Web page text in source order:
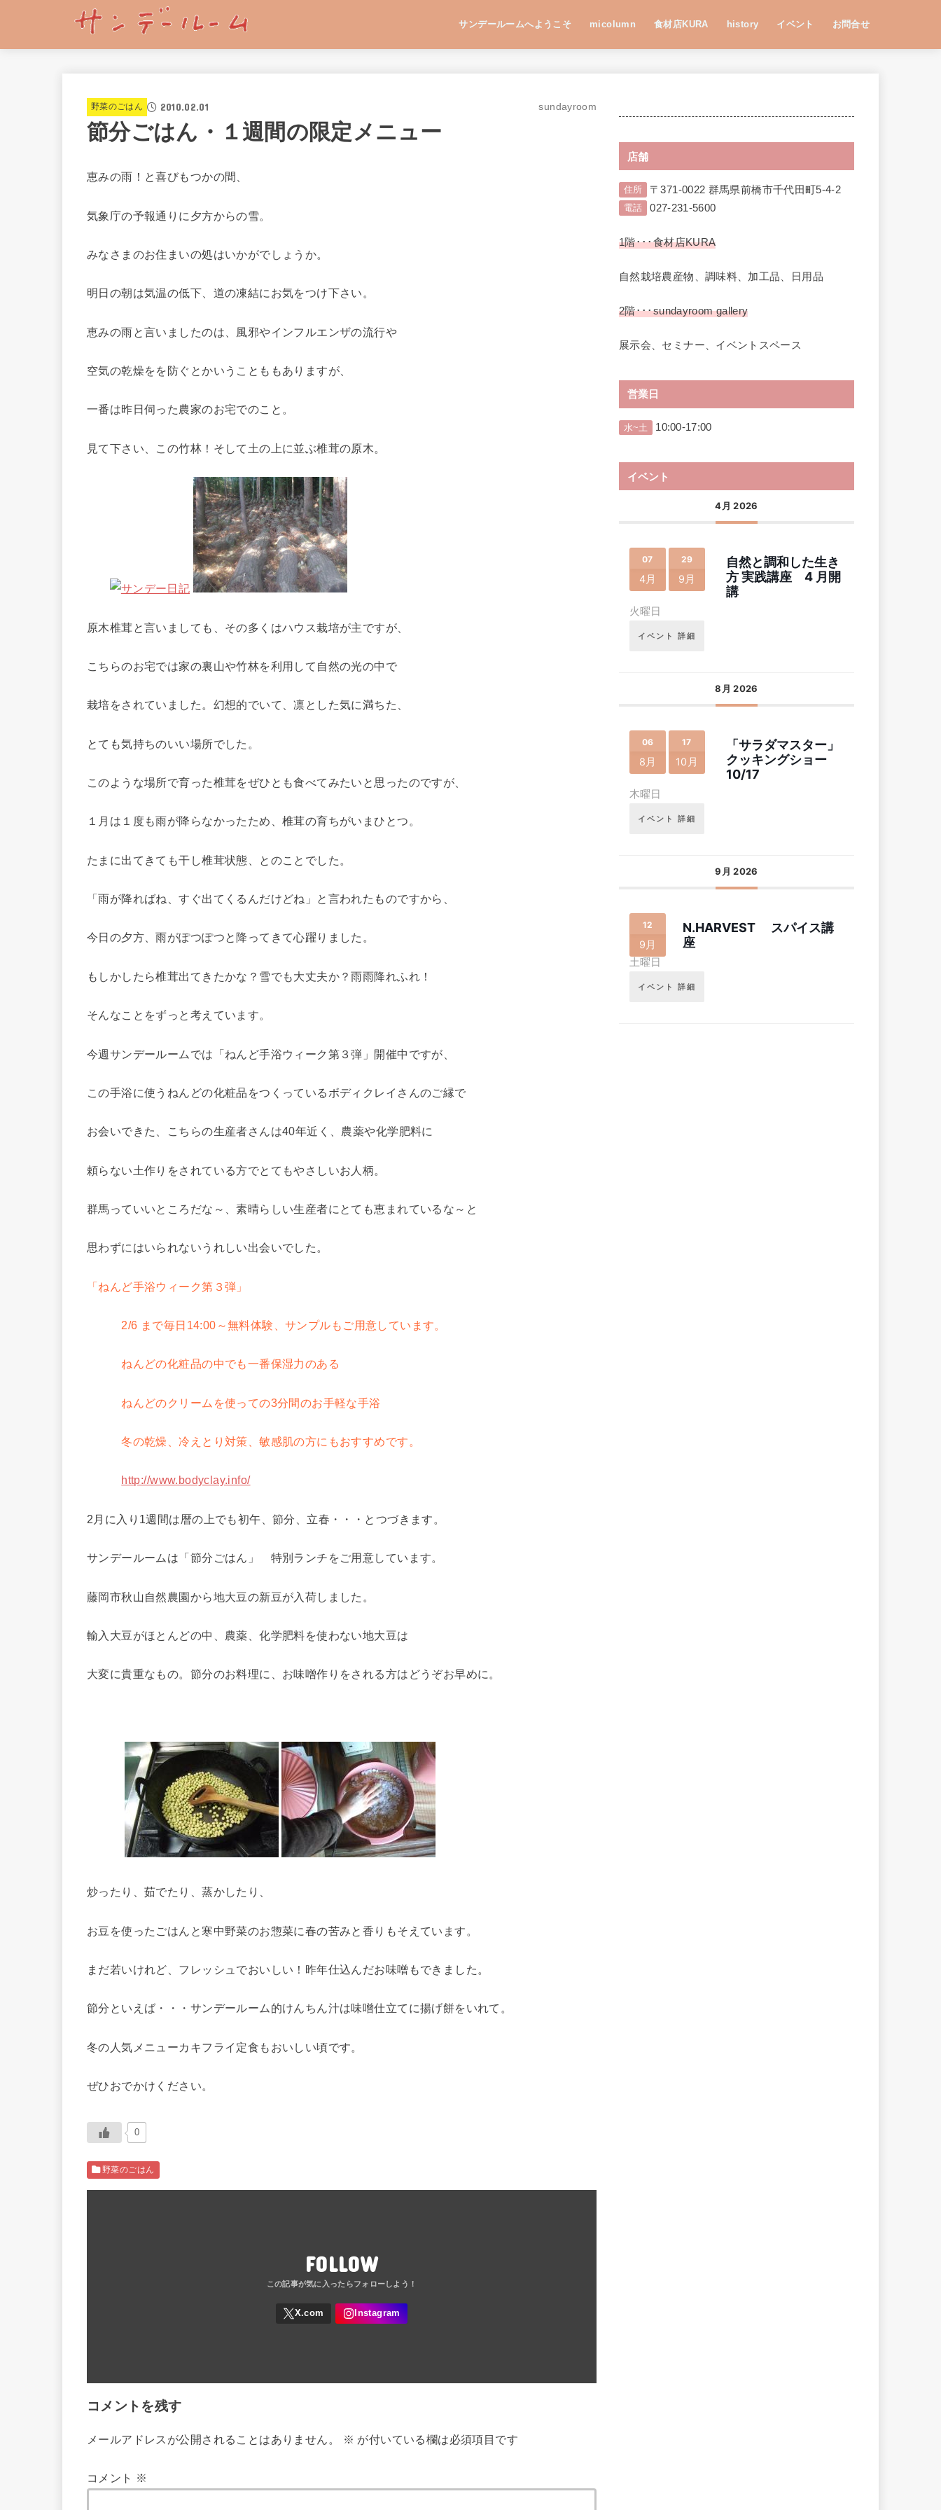
サンデールームへようこそ micolumn 食材店KURA history イベント お問合せ
野菜のごはん 2010.02.01 sundayroom
節分ごはん・１週間の限定メニュー
恵みの雨！と喜びもつかの間、
気象庁の予報通りに夕方からの雪。
みなさまのお住まいの処はいかがでしょうか。
明日の朝は気温の低下、道の凍結にお気をつけ下さい。
恵みの雨と言いましたのは、風邪やインフルエンザの流行や
空気の乾燥をを防ぐとかいうことももありますが、
一番は昨日伺った農家のお宅でのこと。
見て下さい、この竹林！そして土の上に並ぶ椎茸の原木。
原木椎茸と言いましても、その多くはハウス栽培が主ですが、
こちらのお宅では家の裏山や竹林を利用して自然の光の中で
栽培をされていました。幻想的でいて、凛とした気に満ちた、
とても気持ちのいい場所でした。
このような場所で育った椎茸をぜひとも食べてみたいと思ったのですが、
１月は１度も雨が降らなかったため、椎茸の育ちがいまひとつ。
たまに出てきても干し椎茸状態、とのことでした。
「雨が降ればね、すぐ出てくるんだけどね」と言われたものですから、
今日の夕方、雨がぽつぽつと降ってきて心躍りました。
もしかしたら椎茸出てきたかな？雪でも大丈夫か？雨雨降れふれ！
そんなことをずっと考えています。
今週サンデールームでは「ねんど手浴ウィーク第３弾」開催中ですが、
この手浴に使うねんどの化粧品をつくっているボディクレイさんのご縁で
お会いできた、こちらの生産者さんは40年近く、農薬や化学肥料に
頼らない土作りをされている方でとてもやさしいお人柄。
群馬っていいところだな～、素晴らしい生産者にとても恵まれているな～と
思わずにはいられないうれしい出会いでした。
「ねんど手浴ウィーク第３弾」
2/6 まで毎日14:00～無料体験、サンプルもご用意しています。
ねんどの化粧品の中でも一番保湿力のある
ねんどのクリームを使っての3分間のお手軽な手浴
冬の乾燥、冷えとり対策、敏感肌の方にもおすすめです。
http://www.bodyclay.info/
2月に入り1週間は暦の上でも初午、節分、立春・・・とつづきます。
サンデールームは「節分ごはん」 特別ランチをご用意しています。
藤岡市秋山自然農園から地大豆の新豆が入荷しました。
輸入大豆がほとんどの中、農薬、化学肥料を使わない地大豆は
大変に貴重なもの。節分のお料理に、お味噌作りをされる方はどうぞお早めに。
炒ったり、茹でたり、蒸かしたり、
お豆を使ったごはんと寒中野菜のお惣菜に春の苦みと香りもそえています。
まだ若いけれど、フレッシュでおいしい！昨年仕込んだお味噌もできました。
節分といえば・・・サンデールーム的けんちん汁は味噌仕立てに揚げ餅をいれて。
冬の人気メニューカキフライ定食もおいしい頃です。
ぜひおでかけください。
0
野菜のごはん
FOLLOW
コメントを残す
メールアドレスが公開されることはありません。 ※ が付いている欄は必須項目です
コメント ※
店舗
住所 〒371-0022 群馬県前橋市千代田町5-4-2
電話 027-231-5600
1階･･･食材店KURA
自然栽培農産物、調味料、加工品、日用品
2階･･･sundayroom gallery
展示会、セミナー、イベントスペース
営業日
水~土 10:00-17:00
イベント
4月 2026
07
4月
29
9月
自然と調和した生き
方 実践講座 4 月開
講
火曜日
イベント 詳細
8月 2026
06
8月
17
10月
「サラダマスター」
クッキングショー
10/17
木曜日
イベント 詳細
9月 2026
12
9月
N.HARVEST スパイス講
座
土曜日
イベント 詳細